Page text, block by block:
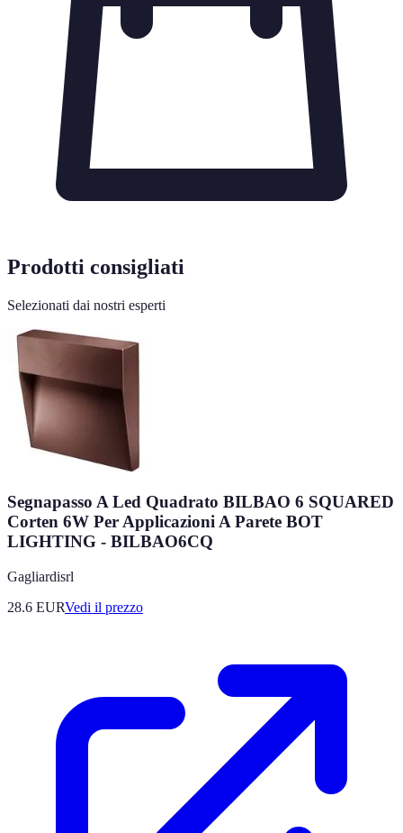
Prodotti consigliati
Selezionati dai nostri esperti
Segnapasso A Led Quadrato BILBAO 6 SQUARED
Corten 6W Per Applicazioni A Parete BOT
LIGHTING - BILBAO6CQ
Gagliardisrl
28.6 EURVedi il prezzo